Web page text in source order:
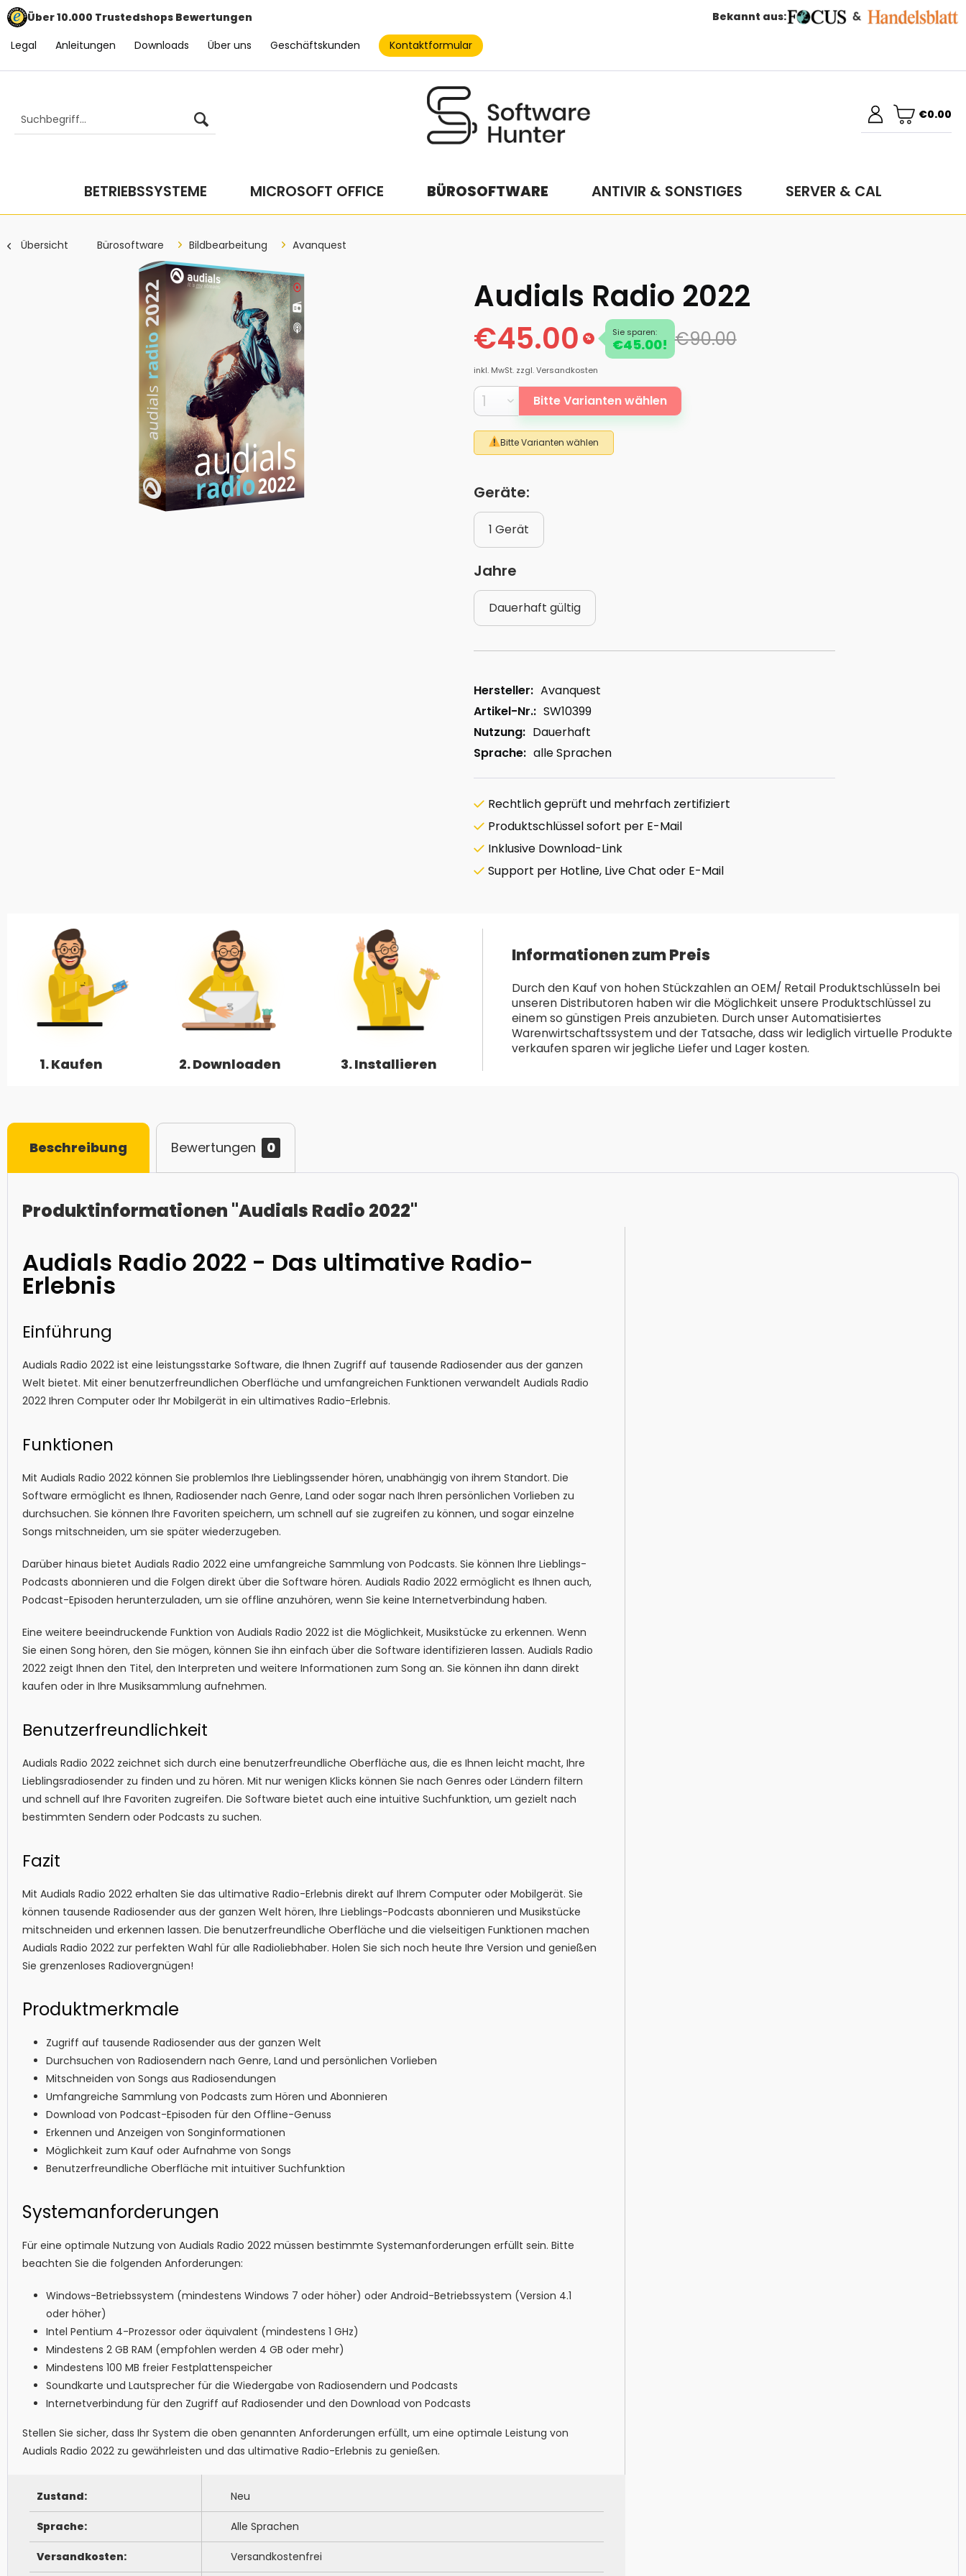
Über 10.000 Trustedshops Bewertungen
Bekannt aus:
Legal
Anleitungen Downloads Über uns Geschäftskunden Kontaktformular
€0.00
BETRIEBSSYSTEME MICROSOFT OFFICE BÜROSOFTWARE ANTIVIR & SONSTIGES SERVER & CAL
Übersicht Bürosoftware Bildbearbeitung Avanquest
Audials Radio 2022
€45.00
%
Sie sparen:
€45.00! €90.00
inkl. MwSt. zzgl. Versandkosten
Bitte Varianten wählen
Bitte Varianten wählen
Geräte:
1 Gerät
Jahre
Dauerhaft gültig
Hersteller: Avanquest
Artikel-Nr.: SW10399
Nutzung: Dauerhaft
Sprache: alle Sprachen
Rechtlich geprüft und mehrfach zertifiziert
Produktschlüssel sofort per E-Mail
Inklusive Download-Link
Support per Hotline, Live Chat oder E-Mail
1. Kaufen 2. Downloaden 3. Installieren
Informationen zum Preis
Durch den Kauf von hohen Stückzahlen an OEM/ Retail Produktschlüsseln bei
unseren Distributoren haben wir die Möglichkeit unsere Produktschlüssel zu
einem so günstigen Preis anzubieten. Durch unser Automatisiertes
Warenwirtschaftssystem und der Tatsache, dass wir lediglich virtuelle Produkte
verkaufen sparen wir jegliche Liefer und Lager kosten.
Beschreibung Bewertungen 0
Produktinformationen "Audials Radio 2022"
Audials Radio 2022 - Das ultimative Radio-
Erlebnis
Einführung
Audials Radio 2022 ist eine leistungsstarke Software, die Ihnen Zugriff auf tausende Radiosender aus der ganzen
Welt bietet. Mit einer benutzerfreundlichen Oberfläche und umfangreichen Funktionen verwandelt Audials Radio
2022 Ihren Computer oder Ihr Mobilgerät in ein ultimatives Radio-Erlebnis.
Funktionen
Mit Audials Radio 2022 können Sie problemlos Ihre Lieblingssender hören, unabhängig von ihrem Standort. Die
Software ermöglicht es Ihnen, Radiosender nach Genre, Land oder sogar nach Ihren persönlichen Vorlieben zu
durchsuchen. Sie können Ihre Favoriten speichern, um schnell auf sie zugreifen zu können, und sogar einzelne
Songs mitschneiden, um sie später wiederzugeben.
Darüber hinaus bietet Audials Radio 2022 eine umfangreiche Sammlung von Podcasts. Sie können Ihre Lieblings-
Podcasts abonnieren und die Folgen direkt über die Software hören. Audials Radio 2022 ermöglicht es Ihnen auch,
Podcast-Episoden herunterzuladen, um sie offline anzuhören, wenn Sie keine Internetverbindung haben.
Eine weitere beeindruckende Funktion von Audials Radio 2022 ist die Möglichkeit, Musikstücke zu erkennen. Wenn
Sie einen Song hören, den Sie mögen, können Sie ihn einfach über die Software identifizieren lassen. Audials Radio
2022 zeigt Ihnen den Titel, den Interpreten und weitere Informationen zum Song an. Sie können ihn dann direkt
kaufen oder in Ihre Musiksammlung aufnehmen.
Benutzerfreundlichkeit
Audials Radio 2022 zeichnet sich durch eine benutzerfreundliche Oberfläche aus, die es Ihnen leicht macht, Ihre
Lieblingsradiosender zu finden und zu hören. Mit nur wenigen Klicks können Sie nach Genres oder Ländern filtern
und schnell auf Ihre Favoriten zugreifen. Die Software bietet auch eine intuitive Suchfunktion, um gezielt nach
bestimmten Sendern oder Podcasts zu suchen.
Fazit
Mit Audials Radio 2022 erhalten Sie das ultimative Radio-Erlebnis direkt auf Ihrem Computer oder Mobilgerät. Sie
können tausende Radiosender aus der ganzen Welt hören, Ihre Lieblings-Podcasts abonnieren und Musikstücke
mitschneiden und erkennen lassen. Die benutzerfreundliche Oberfläche und die vielseitigen Funktionen machen
Audials Radio 2022 zur perfekten Wahl für alle Radioliebhaber. Holen Sie sich noch heute Ihre Version und genießen
Sie grenzenloses Radiovergnügen!
Produktmerkmale
Zugriff auf tausende Radiosender aus der ganzen Welt
Durchsuchen von Radiosendern nach Genre, Land und persönlichen Vorlieben
Mitschneiden von Songs aus Radiosendungen
Umfangreiche Sammlung von Podcasts zum Hören und Abonnieren
Download von Podcast-Episoden für den Offline-Genuss
Erkennen und Anzeigen von Songinformationen
Möglichkeit zum Kauf oder Aufnahme von Songs
Benutzerfreundliche Oberfläche mit intuitiver Suchfunktion
Systemanforderungen
Für eine optimale Nutzung von Audials Radio 2022 müssen bestimmte Systemanforderungen erfüllt sein. Bitte
beachten Sie die folgenden Anforderungen:
Windows-Betriebssystem (mindestens Windows 7 oder höher) oder Android-Betriebssystem (Version 4.1
oder höher)
Intel Pentium 4-Prozessor oder äquivalent (mindestens 1 GHz)
Mindestens 2 GB RAM (empfohlen werden 4 GB oder mehr)
Mindestens 100 MB freier Festplattenspeicher
Soundkarte und Lautsprecher für die Wiedergabe von Radiosendern und Podcasts
Internetverbindung für den Zugriff auf Radiosender und den Download von Podcasts
Stellen Sie sicher, dass Ihr System die oben genannten Anforderungen erfüllt, um eine optimale Leistung von
Audials Radio 2022 zu gewährleisten und das ultimative Radio-Erlebnis zu genießen.
Zustand: Neu
Sprache: Alle Sprachen
Versandkosten: Versandkostenfrei